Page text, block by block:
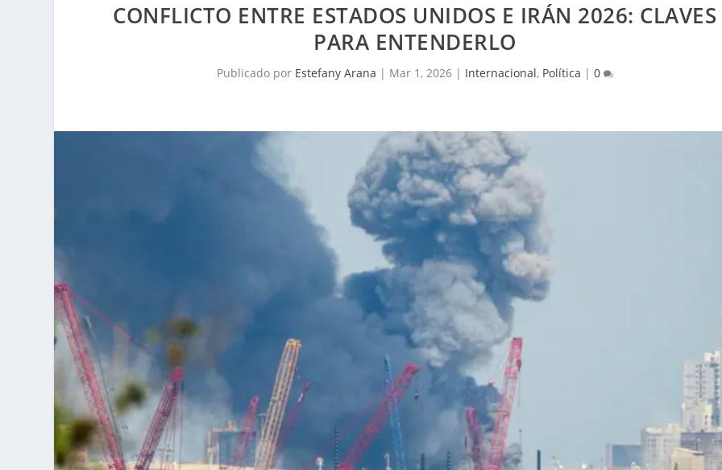
CONFLICTO ENTRE ESTADOS UNIDOS E IRÁN 2026: CLAVES
PARA ENTENDERLO
Publicado por Estefany Arana | Mar 1, 2026| Internacional, Política | 0